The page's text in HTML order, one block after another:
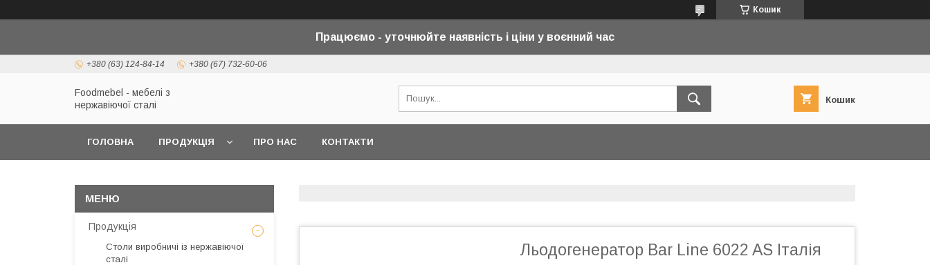
Кошик
Працюємо - уточнюйте наявність і ціни у воєнний час
+380 (63) 124-84-14 +380 (67) 732-60-06
Foodmebel - мебелі з
нержавіючої сталі
Кошик
ГОЛОВНА ПРОДУКЦІЯ ПРО НАС КОНТАКТИ
Льодогенератор Bar Line 6022 AS Італія
Продукція
Столи виробничі із нержавіючої
сталі